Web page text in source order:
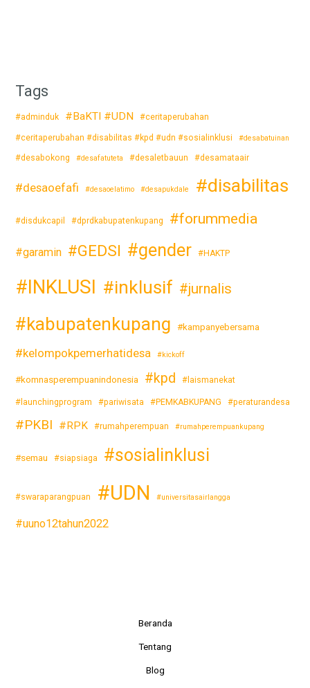
Tags
#adminduk #BaKTI #UDN #ceritaperubahan
#ceritaperubahan #disabilitas #kpd #udn #sosialinklusi #desabatuinan
#desabokong #desafatuteta #desaletbauun #desamataair
#desaoefafi #desaoelatimo #desapukdale #disabilitas
#disdukcapil #dprdkabupatenkupang #forummedia
#garamin #GEDSI #gender #HAKTP
#INKLUSI #inklusif #jurnalis
#kabupatenkupang #kampanyebersama
#kelompokpemerhatidesa #kickoff
#komnasperempuanindonesia #kpd #laismanekat
#launchingprogram #pariwisata #PEMKABKUPANG #peraturandesa
#PKBI #RPK #rumahperempuan #rumahperempuankupang
#semau #siapsiaga #sosialinklusi
#swaraparangpuan #UDN #universitasairlangga
#uuno12tahun2022
Beranda
Tentang
Blog